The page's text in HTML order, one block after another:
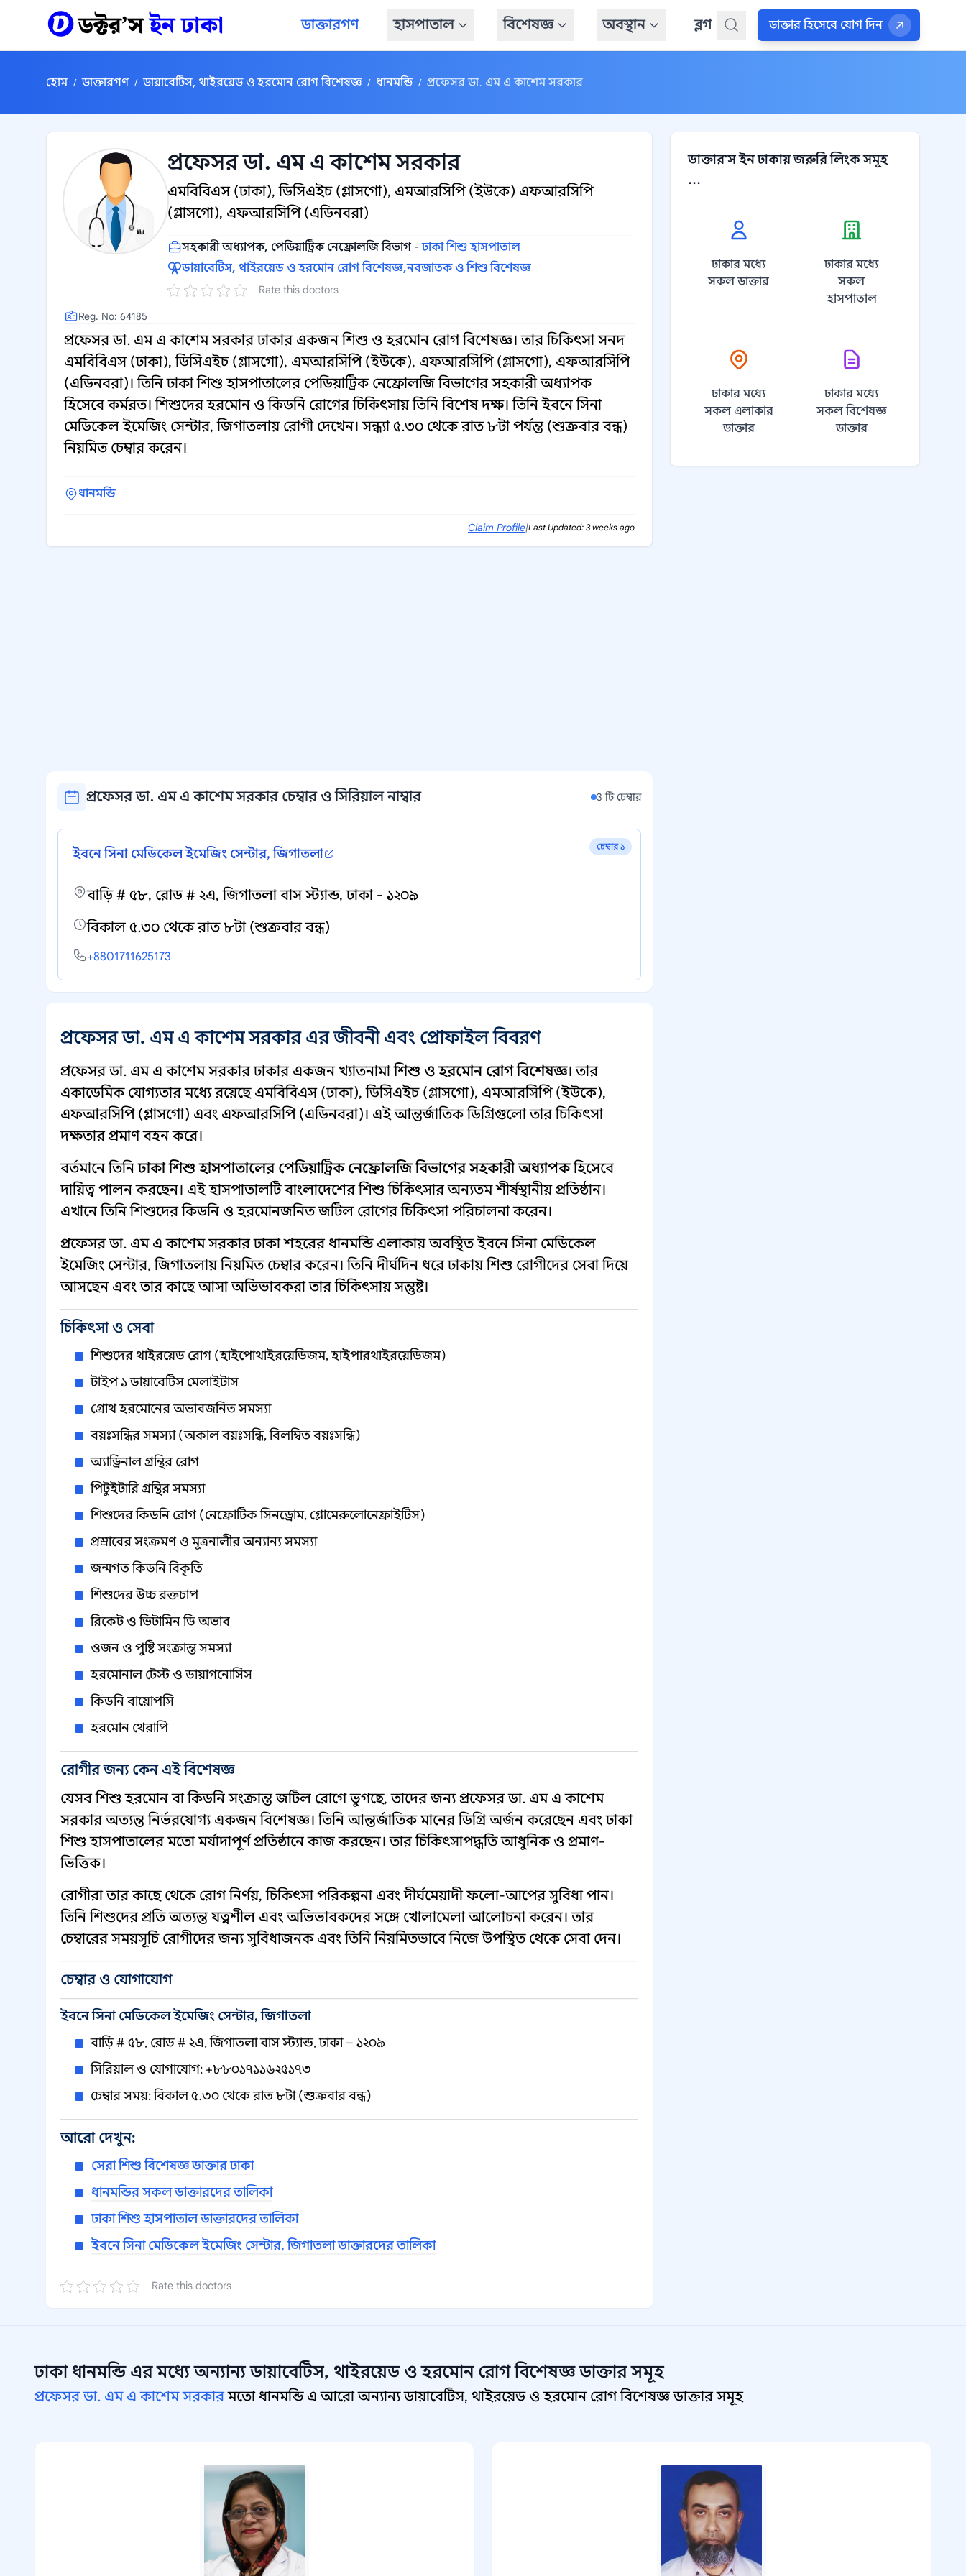
ডাক্তারগণ হাসপাতাল বিশেষজ্ঞ অবস্থান ব্লগ ডাক্তার হিসেবে যোগ দিন
হোম / ডাক্তারগণ / ডায়াবেটিস, থাইরয়েড ও হরমোন রোগ বিশেষজ্ঞ / ধানমন্ডি / প্রফেসর ডা. এম এ কাশেম সরকার
প্রফেসর ডা. এম এ কাশেম সরকার
এমবিবিএস (ঢাকা), ডিসিএইচ (গ্লাসগো), এমআরসিপি (ইউকে) এফআরসিপি
(গ্লাসগো), এফআরসিপি (এডিনবরা)
সহকারী অধ্যাপক, পেডিয়াট্রিক নেফ্রোলজি বিভাগ -ঢাকা শিশু হাসপাতাল
ডায়াবেটিস, থাইরয়েড ও হরমোন রোগ বিশেষজ্ঞ,নবজাতক ও শিশু বিশেষজ্ঞ
Rate this doctors
Reg. No: 64185
প্রফেসর ডা. এম এ কাশেম সরকার ঢাকার একজন শিশু ও হরমোন রোগ বিশেষজ্ঞ। তার চিকিৎসা সনদ
এমবিবিএস (ঢাকা), ডিসিএইচ (গ্লাসগো), এমআরসিপি (ইউকে), এফআরসিপি (গ্লাসগো), এফআরসিপি
(এডিনবরা)। তিনি ঢাকা শিশু হাসপাতালের পেডিয়াট্রিক নেফ্রোলজি বিভাগের সহকারী অধ্যাপক
হিসেবে কর্মরত। শিশুদের হরমোন ও কিডনি রোগের চিকিৎসায় তিনি বিশেষ দক্ষ। তিনি ইবনে সিনা
মেডিকেল ইমেজিং সেন্টার, জিগাতলায় রোগী দেখেন। সন্ধ্যা ৫.৩০ থেকে রাত ৮টা পর্যন্ত (শুক্রবার বন্ধ)
নিয়মিত চেম্বার করেন।
ধানমন্ডি
Claim Profile|Last Updated: 3 weeks ago
প্রফেসর ডা. এম এ কাশেম সরকার চেম্বার ও সিরিয়াল নাম্বার 3 টি চেম্বার
চেম্বার ১
ইবনে সিনা মেডিকেল ইমেজিং সেন্টার, জিগাতলা
বাড়ি # ৫৮, রোড # ২এ, জিগাতলা বাস স্ট্যান্ড, ঢাকা - ১২০৯
বিকাল ৫.৩০ থেকে রাত ৮টা (শুক্রবার বন্ধ)
+8801711625173
প্রফেসর ডা. এম এ কাশেম সরকার এর জীবনী এবং প্রোফাইল বিবরণ
প্রফেসর ডা. এম এ কাশেম সরকার ঢাকার একজন খ্যাতনামাশিশু ও হরমোন রোগ বিশেষজ্ঞ। তার
একাডেমিক যোগ্যতার মধ্যে রয়েছে এমবিবিএস (ঢাকা), ডিসিএইচ (গ্লাসগো), এমআরসিপি (ইউকে),
এফআরসিপি (গ্লাসগো) এবং এফআরসিপি (এডিনবরা)। এই আন্তর্জাতিক ডিগ্রিগুলো তার চিকিৎসা
দক্ষতার প্রমাণ বহন করে।
বর্তমানে তিনিঢাকা শিশু হাসপাতালের পেডিয়াট্রিক নেফ্রোলজি বিভাগের সহকারী অধ্যাপকহিসেবে
দায়িত্ব পালন করছেন। এই হাসপাতালটি বাংলাদেশের শিশু চিকিৎসার অন্যতম শীর্ষস্থানীয় প্রতিষ্ঠান।
এখানে তিনি শিশুদের কিডনি ও হরমোনজনিত জটিল রোগের চিকিৎসা পরিচালনা করেন।
প্রফেসর ডা. এম এ কাশেম সরকার ঢাকা শহরের ধানমন্ডি এলাকায় অবস্থিত ইবনে সিনা মেডিকেল
ইমেজিং সেন্টার, জিগাতলায় নিয়মিত চেম্বার করেন। তিনি দীর্ঘদিন ধরে ঢাকায় শিশু রোগীদের সেবা দিয়ে
আসছেন এবং তার কাছে আসা অভিভাবকরা তার চিকিৎসায় সন্তুষ্ট।
চিকিৎসা ও সেবা
শিশুদের থাইরয়েড রোগ (হাইপোথাইরয়েডিজম, হাইপারথাইরয়েডিজম)
টাইপ ১ ডায়াবেটিস মেলাইটাস
গ্রোথ হরমোনের অভাবজনিত সমস্যা
বয়ঃসন্ধির সমস্যা (অকাল বয়ঃসন্ধি, বিলম্বিত বয়ঃসন্ধি)
অ্যাড্রিনাল গ্রন্থির রোগ
পিটুইটারি গ্রন্থির সমস্যা
শিশুদের কিডনি রোগ (নেফ্রোটিক সিনড্রোম, গ্লোমেরুলোনেফ্রাইটিস)
প্রস্রাবের সংক্রমণ ও মূত্রনালীর অন্যান্য সমস্যা
জন্মগত কিডনি বিকৃতি
শিশুদের উচ্চ রক্তচাপ
রিকেট ও ভিটামিন ডি অভাব
ওজন ও পুষ্টি সংক্রান্ত সমস্যা
হরমোনাল টেস্ট ও ডায়াগনোসিস
কিডনি বায়োপসি
হরমোন থেরাপি
রোগীর জন্য কেন এই বিশেষজ্ঞ
যেসব শিশু হরমোন বা কিডনি সংক্রান্ত জটিল রোগে ভুগছে, তাদের জন্য প্রফেসর ডা. এম এ কাশেম
সরকার অত্যন্ত নির্ভরযোগ্য একজন বিশেষজ্ঞ। তিনি আন্তর্জাতিক মানের ডিগ্রি অর্জন করেছেন এবং ঢাকা
শিশু হাসপাতালের মতো মর্যাদাপূর্ণ প্রতিষ্ঠানে কাজ করছেন। তার চিকিৎসাপদ্ধতি আধুনিক ও প্রমাণ-
ভিত্তিক।
রোগীরা তার কাছে থেকে রোগ নির্ণয়, চিকিৎসা পরিকল্পনা এবং দীর্ঘমেয়াদী ফলো-আপের সুবিধা পান।
তিনি শিশুদের প্রতি অত্যন্ত যত্নশীল এবং অভিভাবকদের সঙ্গে খোলামেলা আলোচনা করেন। তার
চেম্বারের সময়সূচি রোগীদের জন্য সুবিধাজনক এবং তিনি নিয়মিতভাবে নিজে উপস্থিত থেকে সেবা দেন।
চেম্বার ও যোগাযোগ
ইবনে সিনা মেডিকেল ইমেজিং সেন্টার, জিগাতলা
বাড়ি # ৫৮, রোড # ২এ, জিগাতলা বাস স্ট্যান্ড, ঢাকা – ১২০৯
সিরিয়াল ও যোগাযোগ: +৮৮০১৭১১৬২৫১৭৩
চেম্বার সময়: বিকাল ৫.৩০ থেকে রাত ৮টা (শুক্রবার বন্ধ)
আরো দেখুন:
সেরা শিশু বিশেষজ্ঞ ডাক্তার ঢাকা
ধানমন্ডির সকল ডাক্তারদের তালিকা
ঢাকা শিশু হাসপাতাল ডাক্তারদের তালিকা
ইবনে সিনা মেডিকেল ইমেজিং সেন্টার, জিগাতলা ডাক্তারদের তালিকা
Rate this doctors
ডাক্তার'স ইন ঢাকায় জরুরি লিংক সমূহ
...
ঢাকার মধ্যে
সকল ডাক্তার
ঢাকার মধ্যে
সকল
হাসপাতাল
ঢাকার মধ্যে
সকল এলাকার
ডাক্তার
ঢাকার মধ্যে
সকল বিশেষজ্ঞ
ডাক্তার
ঢাকা ধানমন্ডি এর মধ্যে অন্যান্যডায়াবেটিস, থাইরয়েড ও হরমোন রোগ বিশেষজ্ঞ ডাক্তার সমূহ
প্রফেসর ডা. এম এ কাশেম সরকারমতো ধানমন্ডি এ আরো অন্যান্য ডায়াবেটিস, থাইরয়েড ও হরমোন রোগ বিশেষজ্ঞ ডাক্তার সমূহ